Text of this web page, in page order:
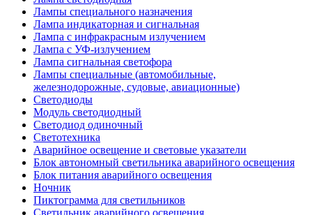
Лампы специального назначения
Лампа индикаторная и сигнальная
Лампа с инфракрасным излучением
Лампа с УФ-излучением
Лампа сигнальная светофора
Лампы специальные (автомобильные,
железнодорожные, судовые, авиационные)
Светодиоды
Модуль светодиодный
Светодиод одиночный
Светотехника
Аварийное освещение и световые указатели
Блок автономный светильника аварийного освещения
Блок питания аварийного освещения
Ночник
Пиктограмма для светильников
Светильник аварийного освещения